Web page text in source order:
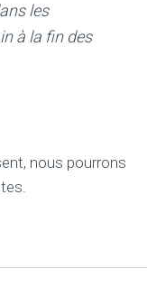
les
à la fin des
nous pourrons